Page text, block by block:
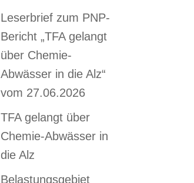
Leserbrief zum PNP-
Bericht „TFA gelangt
über Chemie-
Abwässer in die Alz“
vom 27.06.2026
TFA gelangt über
Chemie-Abwässer in
die Alz
Belastungsgebiet